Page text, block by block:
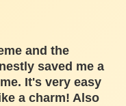
and the
saved me a
It's very easy
a charm! Also